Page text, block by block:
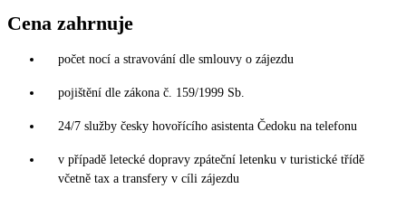
Cena zahrnuje
počet nocí a stravování dle smlouvy o zájezdu
pojištění dle zákona č. 159/1999 Sb.
24/7 služby česky hovořícího asistenta Čedoku na telefonu
v případě letecké dopravy zpáteční letenku v turistické třídě
včetně tax a transfery v cíli zájezdu